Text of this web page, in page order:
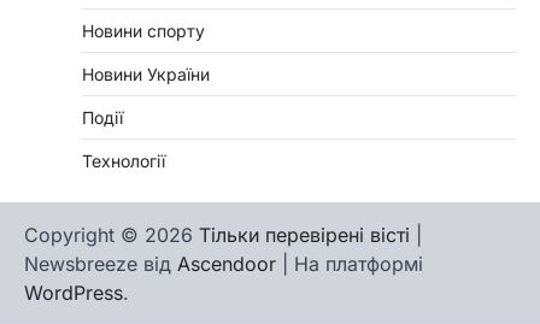
Новини спорту
Новини України
Події
Технології
Copyright © 2026 Тільки перевірені вісті
Newsbreeze від Ascendoor | На платформі
WordPress.